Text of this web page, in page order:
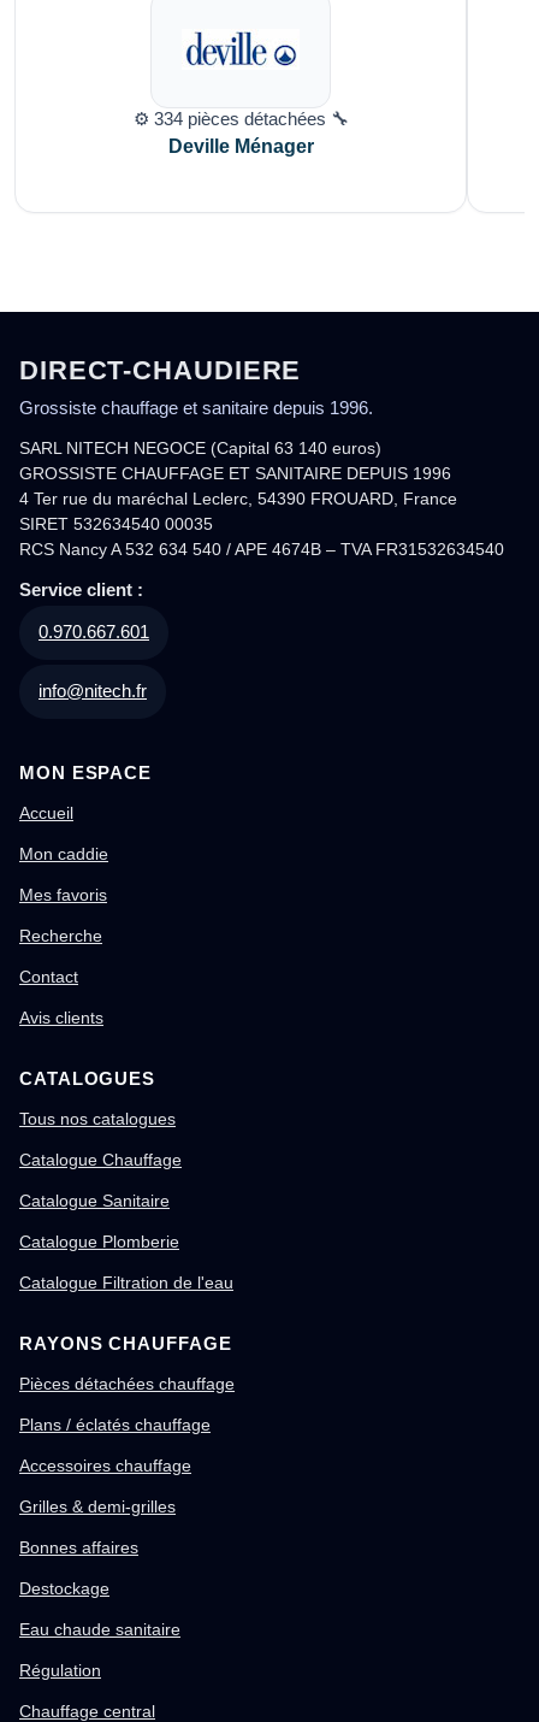
⚙️ 334 pièces détachées 🔧
Deville Ménager
DIRECT-CHAUDIERE
Grossiste chauffage et sanitaire depuis 1996.
SARL NITECH NEGOCE (Capital 63 140 euros)
GROSSISTE CHAUFFAGE ET SANITAIRE DEPUIS 1996
4 Ter rue du maréchal Leclerc, 54390 FROUARD, France
SIRET 532634540 00035
RCS Nancy A 532 634 540 / APE 4674B – TVA FR31532634540
Service client :
0.970.667.601
info@nitech.fr
MON ESPACE
Accueil
Mon caddie
Mes favoris
Recherche
Contact
Avis clients
CATALOGUES
Tous nos catalogues
Catalogue Chauffage
Catalogue Sanitaire
Catalogue Plomberie
Catalogue Filtration de l'eau
RAYONS CHAUFFAGE
Pièces détachées chauffage
Plans / éclatés chauffage
Accessoires chauffage
Grilles & demi-grilles
Bonnes affaires
Destockage
Eau chaude sanitaire
Régulation
Chauffage central